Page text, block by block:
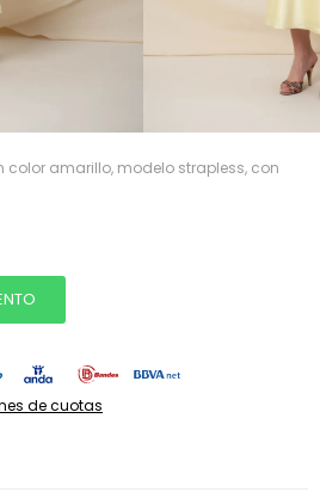
color amarillo, modelo strapless, con
de cuotas